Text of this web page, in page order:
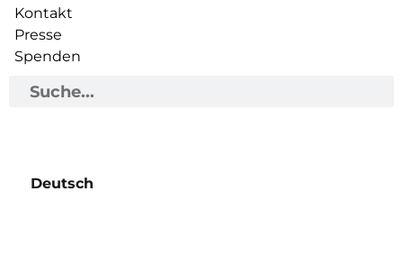
Kontakt
Presse
Spenden
Deutsch